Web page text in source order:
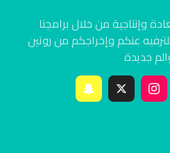
وإنتاجية من خلال برامجنا
عنكم وإخراجكم من روتين
جديدة